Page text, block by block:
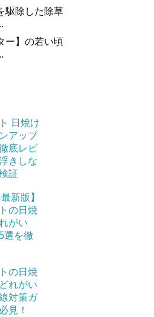
駆除した除草
ー】の若い頃
日焼け
アップ
底レビ
きしな
証
新版】
の日焼
がい
選を徹
の日焼
れがい
対策ガ
見！